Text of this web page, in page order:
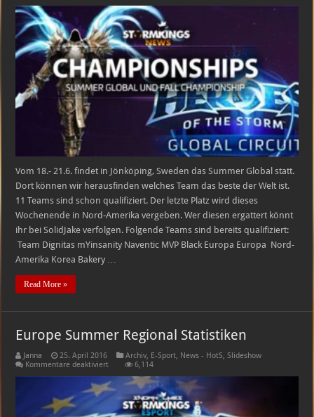
Global
und
Fall
Championship
Vom 18.- 21.6. findet in Jönköping, Sweden das Summer Global statt.
Dort können wir herausfinden welches Team das beste der Welt ist.
11 Teams sind schon qualifiziert. Der letzte Platz wird dieses
Wochenende in Nord-Amerika vergeben. Wer diesen ergattert könnt
ihr bei SolidJake verfolgen. Folgende Teams sind bereits qualifiziert:
Team Dignitas mYinsanity Naventic MVP Black Europa Europa Nord-
Amerika Korea Bakery …
Read More »
Europe Summer Regional Statistiken
Janna 25. April 2016 Archiv, E-Sport, News - HotS,Slideshow
Kommentare deaktiviertfür
Summer
Regional
Statistiken
6,114